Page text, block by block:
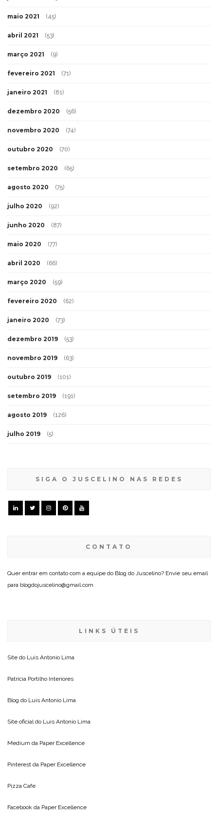
maio 2021 (45)
abril 2021 (53)
março 2021 (9)
fevereiro 2021 (71)
janeiro 2021 (81)
dezembro 2020 (56)
novembro 2020 (74)
outubro 2020 (70)
setembro 2020 (65)
agosto 2020 (75)
julho 2020 (92)
junho 2020 (87)
maio 2020 (77)
abril 2020 (66)
março 2020 (59)
fevereiro 2020 (62)
janeiro 2020 (73)
dezembro 2019 (53)
novembro 2019 (63)
outubro 2019 (101)
setembro 2019 (191)
agosto 2019 (126)
julho 2019 (5)
SIGA O JUSCELINO NAS REDES
CONTATO
Quer entrar em contato com a equipe do Blog do Juscelino? Envie seu email
para blogdojuscelino@gmail.com
LINKS ÚTEIS
Site do Luis Antonio Lima
Patricia Portilho Interiores
Blog do Luis Antonio Lima
Site oficial do Luis Antonio Lima
Medium da Paper Excellence
Pinterest da Paper Excellence
Pizza Cafe
Facebook da Paper Excellence